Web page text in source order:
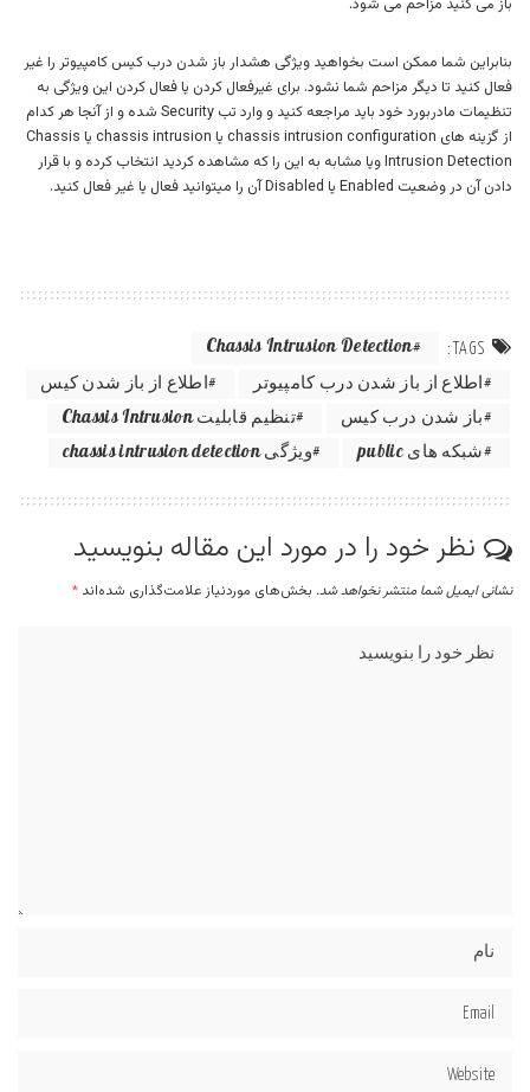
بنابراین شما ممکن است بخواهید ویژگی هشدار باز شدن درب کیس کامپیوتر را غیر
فعال کنید تا دیگر مزاحم شما نشود. برای غیرفعال کردن یا فعال کردن این ویژگی به
تنظیمات مادربورد خود باید مراجعه کنید و وارد تب Security شده و از آنجا هر کدام
از گزینه های chassis intrusion configuration یا chassis intrusion یا Chassis
Intrusion Detection ویا مشابه به این را که مشاهده کردید انتخاب کرده و با قرار
دادن آن در وضعیت Enabled یا Disabled آن را میتوانید فعال یا غیر فعال کنید.
TAGS:
Chassis Intrusion Detection
اطلاع از باز شدن درب کامپیوتر
اطلاع از باز شدن کیس
باز شدن درب کیس
تنظیم قابلیت Chassis Intrusion
شبکه های public
ویژگی chassis intrusion detection
نظر خود را در مورد این مقاله بنویسید
نشانی ایمیل شما منتشر نخواهد شد. بخش‌های موردنیاز علامت‌گذاری شده‌اند *